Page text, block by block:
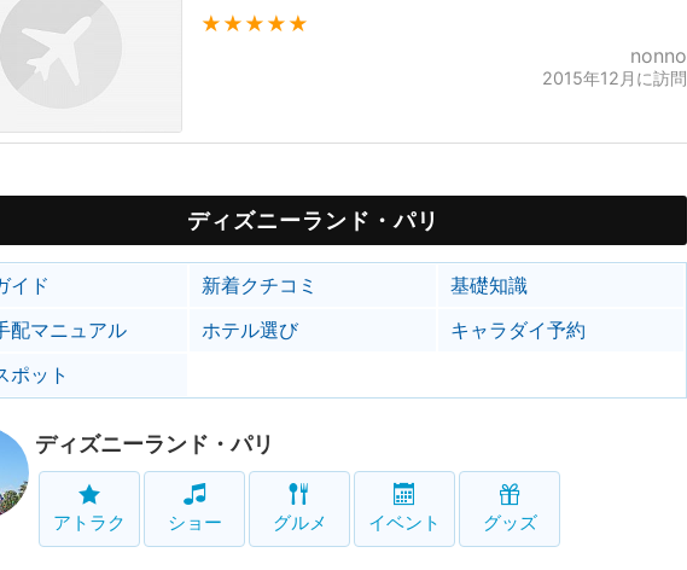
★★★★★
nonno
2015年12月に訪問
ディズニーランド・パリ
イド 新着クチコミ
基礎知識
配マニュアル
ホテル選び
キャラダイ予約
ポット
ディズニーランド・パリ
アトラク ショー グルメ イベント グッズ